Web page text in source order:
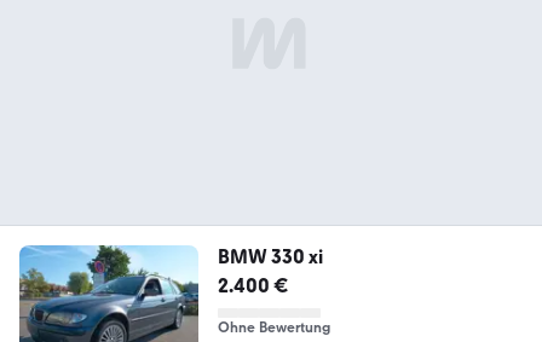
BMW 330 xi
2.400 €
Ohne Bewertung